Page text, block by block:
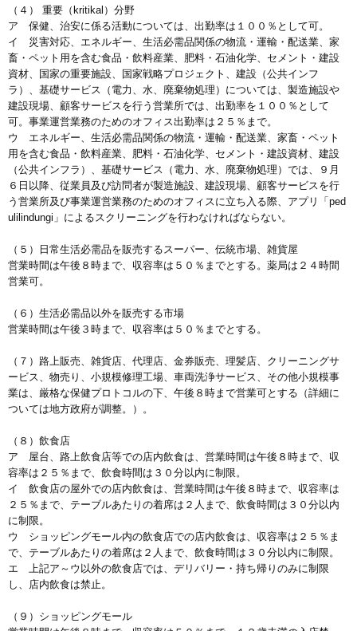
（４） 重要（kritikal）分野
ア 保健、治安に係る活動については、出勤率は１００％として可。
イ 災害対応、エネルギー、生活必需品関係の物流・運輸・配送業、家
畜・ペット用を含む食品・飲料産業、肥料・石油化学、セメント・建設
資材、国家の重要施設、国家戦略プロジェクト、建設（公共インフ
ラ）、基礎サービス（電力、水、廃棄物処理）については、製造施設や
建設現場、顧客サービスを行う営業所では、出勤率を１００％として
可。事業運営業務のためのオフィス出勤率は２５％まで。
ウ エネルギー、生活必需品関係の物流・運輸・配送業、家畜・ペット
用を含む食品・飲料産業、肥料・石油化学、セメント・建設資材、建設
（公共インフラ）、基礎サービス（電力、水、廃棄物処理）では、９月
６日以降、従業員及び訪問者が製造施設、建設現場、顧客サービスを行
う営業所及び事業運営業務のためのオフィスに立ち入る際、アプリ「ped
ulilindungi」によるスクリーニングを行わなければならない。
（５）日常生活必需品を販売するスーパー、伝統市場、雑貨屋
営業時間は午後８時まで、収容率は５０％までとする。薬局は２４時間
営業可。
（６）生活必需品以外を販売する市場
営業時間は午後３時まで、収容率は５０％までとする。
（７）路上販売、雑貨店、代理店、金券販売、理髪店、クリーニングサ
ービス、物売り、小規模修理工場、車両洗浄サービス、その他小規模事
業は、厳格な保健プロトコルの下、午後８時まで営業可とする（詳細に
ついては地方政府が調整。）。
（８）飲食店
ア 屋台、路上飲食店等での店内飲食は、営業時間は午後８時まで、収
容率は２５％まで、飲食時間は３０分以内に制限。
イ 飲食店の屋外での店内飲食は、営業時間は午後８時まで、収容率は
２５％まで、テーブルあたりの着席は２人まで、飲食時間は３０分以内
に制限。
ウ ショッピングモール内の飲食店での店内飲食は、収容率は２５％ま
で、テーブルあたりの着席は２人まで、飲食時間は３０分以内に制限。
エ 上記ア～ウ以外の飲食店では、デリバリー・持ち帰りのみに制限
し、店内飲食は禁止。
（９）ショッピングモール